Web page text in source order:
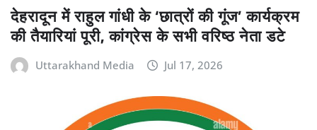
देहरादून में राहुल गांधी के ‘छात्रों की गूंज’ कार्यक्रम
की तैयारियां पूरी, कांग्रेस के सभी वरिष्ठ नेता डटे
Uttarakhand Media Jul 17, 2026